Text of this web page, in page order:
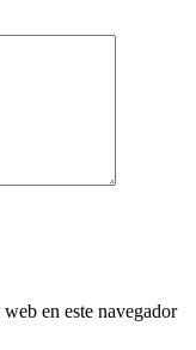
en este navegador